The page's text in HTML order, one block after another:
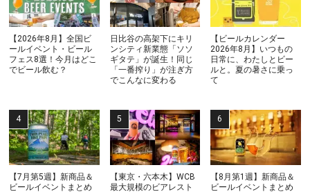
【2026年8月】全国ビ
ールイベント・ビール
フェス8選！今月はどこ
でビール飲む？
日比谷の高架下にキリ
ンシティ新業態「ソソ
ギタテ」が誕生！同じ
「一番搾り」が注ぎ方
でこんなに変わる
【ビールカレンダー
2026年8月】いつもの
日常に、わたしとビー
ルと。夏の暑さに乗っ
て
【7月第5週】新商品＆
ビールイベントまとめ
【東京・六本木】WCB
最大規模のビアレスト
【8月第1週】新商品＆
ビールイベントまとめ